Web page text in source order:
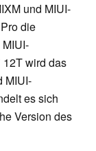
und MIUI-
die
wird das
MIUI-
es sich
Version des